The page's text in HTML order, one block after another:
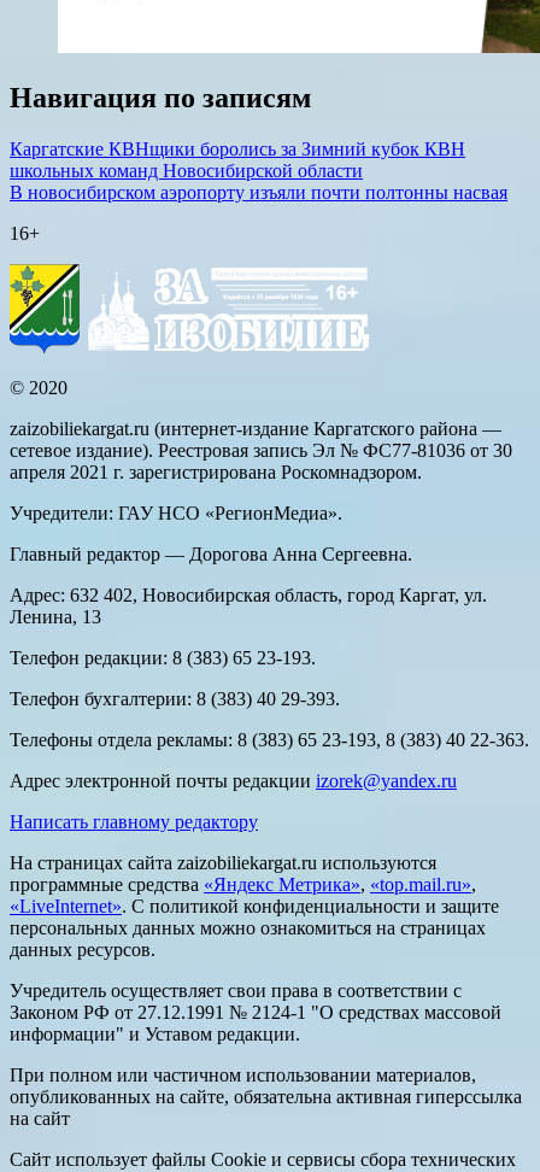
Навигация по записям
Каргатские КВНщики боролись за Зимний кубок КВН
школьных команд Новосибирской области
В новосибирском аэропорту изъяли почти полтонны насвая
16+
© 2020
zaizobiliekargat.ru (интернет-издание Каргатского района —
сетевое издание). Реестровая запись Эл № ФС77-81036 от 30
апреля 2021 г. зарегистрирована Роскомнадзором.
Учредители: ГАУ НСО «РегионМедиа».
Главный редактор — Дорогова Анна Сергеевна.
Адрес: 632 402, Новосибирская область, город Каргат, ул.
Ленина, 13
Телефон редакции: 8 (383) 65 23-193.
Телефон бухгалтерии: 8 (383) 40 29-393.
Телефоны отдела рекламы: 8 (383) 65 23-193, 8 (383) 40 22-363.
Адрес электронной почты редакции izorek@yandex.ru
Написать главному редактору
На страницах сайта zaizobiliekargat.ru используются
программные средства «Яндекс Метрика», «top.mail.ru»,
«LiveInternet». С политикой конфиденциальности и защите
персональных данных можно ознакомиться на страницах
данных ресурсов.
Учредитель осуществляет свои права в соответствии с
Законом РФ от 27.12.1991 № 2124-1 "О средствах массовой
информации" и Уставом редакции.
При полном или частичном использовании материалов,
опубликованных на сайте, обязательна активная гиперссылка
на сайт
Сайт использует файлы Cookie и сервисы сбора технических